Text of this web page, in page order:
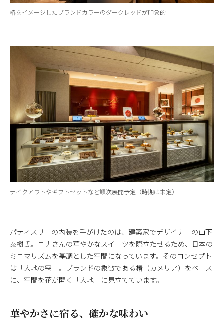
椿をイメージしたブランドカラーのダークレッドが印象的
テイクアウトやギフトセットなど順次展開予定（時期は未定）
パティスリーの内装を手がけたのは、建築家でデザイナーの山下
泰樹氏。ニナさんの華やかなスイーツを際立たせるため、日本の
ミニマリズムを基調とした空間になっています。そのコンセプト
は「大地の雫」。ブランドの象徴である椿（カメリア）をベース
に、空間を花が開く「大地」に見立てています。
華やかさに宿る、確かな味わい